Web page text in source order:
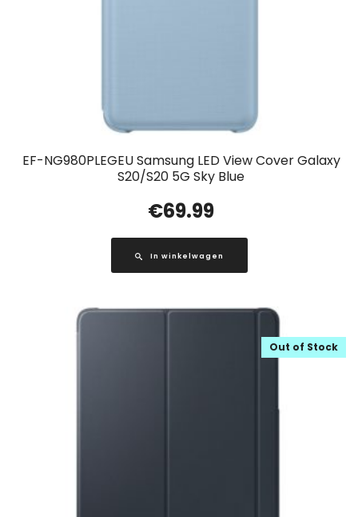
EF-NG980PLEGEU Samsung LED View Cover Galaxy
S20/S20 5G Sky Blue
€69.99
In winkelwagen
Out of Stock